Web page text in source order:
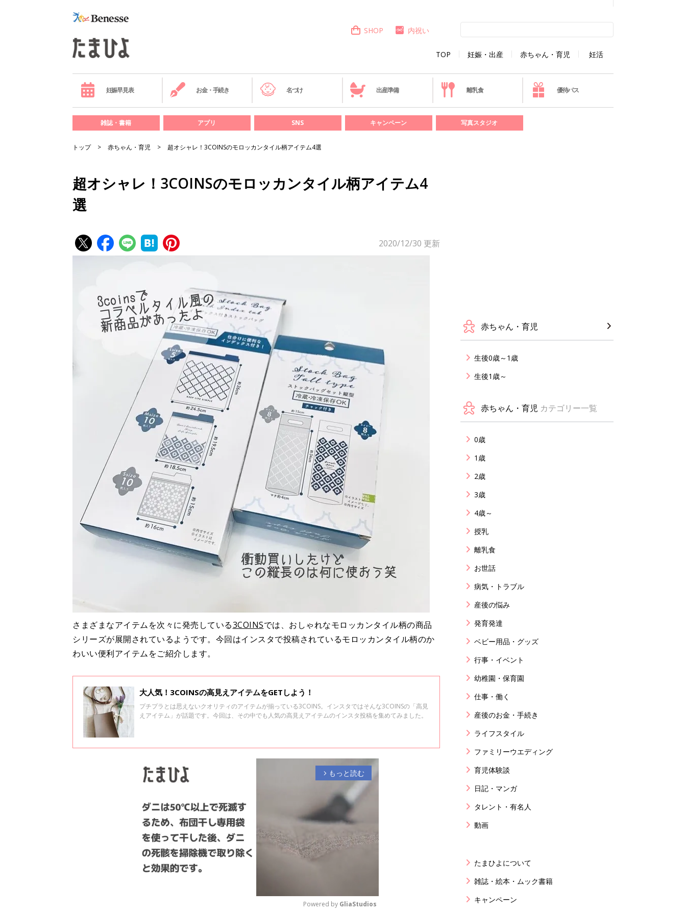
TOP 妊娠・出産 赤ちゃん・育児 妊活
SHOP 内祝い
妊娠早見表 お金・手続き 名づけ 出産準備 離乳食 優待パス
雑誌・書籍 アプリ SNS キャンペーン 写真スタジオ
トップ 赤ちゃん・育児 超オシャレ！3COINSのモロッカンタイル柄アイテム4選
超オシャレ！3COINSのモロッカンタイル柄アイテム4
選
2020/12/30 更新
さまざまなアイテムを次々に発売している3COINSでは、おしゃれなモロッカンタイル柄の商品
シリーズが展開されているようです。今回はインスタで投稿されているモロッカンタイル柄のか
わいい便利アイテムをご紹介します。
大人気！3COINSの高見えアイテムをGETしよう！
プチプラとは思えないクオリティのアイテムが揃っている3COINS。インスタではそんな3COINSの「高見
えアイテム」が話題です。今回は、その中でも人気の高見えアイテムのインスタ投稿を集めてみました。
arrow_forward_ios もっと読む
Powered by GliaStudios
赤ちゃん・育児
生後0歳～1歳
生後1歳～
赤ちゃん・育児 カテゴリー一覧
0歳
1歳
2歳
3歳
4歳～
授乳
離乳食
お世話
病気・トラブル
産後の悩み
発育発達
ベビー用品・グッズ
行事・イベント
幼稚園・保育園
仕事・働く
産後のお金・手続き
ライフスタイル
ファミリーウエディング
育児体験談
日記・マンガ
タレント・有名人
動画
たまひよについて
雑誌・絵本・ムック書籍
キャンペーン